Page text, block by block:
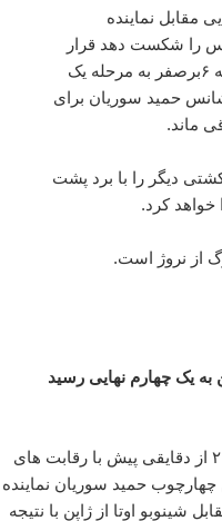
مقابل نماینده
را شکست دهد قرار
گرفت و در نهایت با پیروزی مقتدرانه ۶برصفر به مرحله یک
حمید سوریان برای
ماند.
دیگر را با برد پشت
خواهد کرد.
از نروژ است.
به یک چهارم نهایی رسید
رقابت های کشتی فرنگی المپیک ریو ۲۰۱۶ از دقایقی پیش با رقابت های
همین چهارچوب حمید سوریان نماینده
شینوبو اوتا از ژاپن با نتیجه